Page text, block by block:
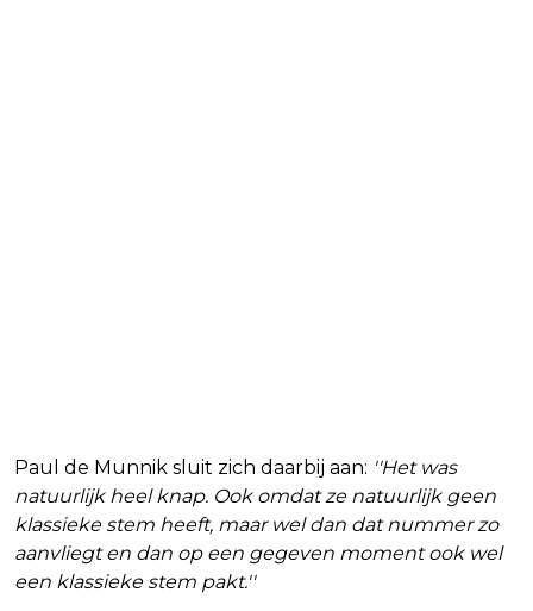
Paul de Munnik sluit zich daarbij aan: ''Het was
natuurlijk heel knap. Ook omdat ze natuurlijk geen
klassieke stem heeft, maar wel dan dat nummer zo
aanvliegt en dan op een gegeven moment ook wel
een klassieke stem pakt.''